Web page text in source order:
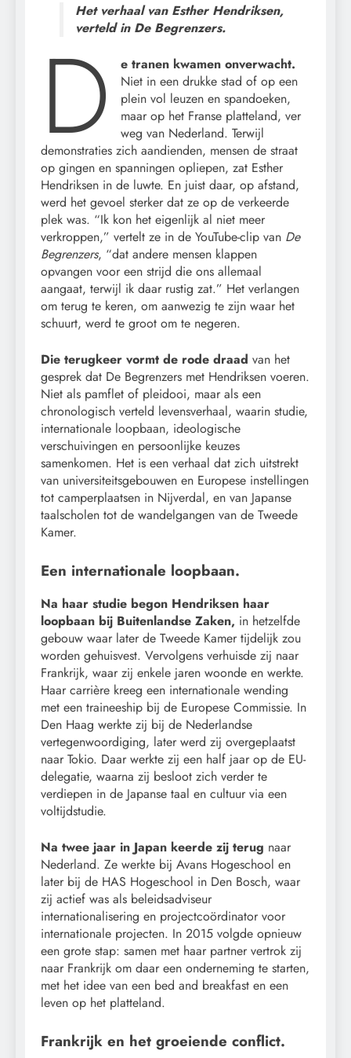
Het verhaal van Esther Hendriksen,
verteld in De Begrenzers.
D
e tranen kwamen onverwacht.
Niet in een drukke stad of op een
plein vol leuzen en spandoeken,
maar op het Franse platteland, ver
weg van Nederland. Terwijl
demonstraties zich aandienden, mensen de straat
op gingen en spanningen opliepen, zat Esther
Hendriksen in de luwte. En juist daar, op afstand,
werd het gevoel sterker dat ze op de verkeerde
plek was. “Ik kon het eigenlijk al niet meer
verkroppen,” vertelt ze in de YouTube-clip van De
Begrenzers, “dat andere mensen klappen
opvangen voor een strijd die ons allemaal
aangaat, terwijl ik daar rustig zat.” Het verlangen
om terug te keren, om aanwezig te zijn waar het
schuurt, werd te groot om te negeren.
Die terugkeer vormt de rode draad van het
gesprek dat De Begrenzers met Hendriksen voeren.
Niet als pamflet of pleidooi, maar als een
chronologisch verteld levensverhaal, waarin studie,
internationale loopbaan, ideologische
verschuivingen en persoonlijke keuzes
samenkomen. Het is een verhaal dat zich uitstrekt
van universiteitsgebouwen en Europese instellingen
tot camperplaatsen in Nijverdal, en van Japanse
taalscholen tot de wandelgangen van de Tweede
Kamer.
Een internationale loopbaan.
Na haar studie begon Hendriksen haar
loopbaan bij Buitenlandse Zaken, in hetzelfde
gebouw waar later de Tweede Kamer tijdelijk zou
worden gehuisvest. Vervolgens verhuisde zij naar
Frankrijk, waar zij enkele jaren woonde en werkte.
Haar carrière kreeg een internationale wending
met een traineeship bij de Europese Commissie. In
Den Haag werkte zij bij de Nederlandse
vertegenwoordiging, later werd zij overgeplaatst
naar Tokio. Daar werkte zij een half jaar op de EU-
delegatie, waarna zij besloot zich verder te
verdiepen in de Japanse taal en cultuur via een
voltijdstudie.
Na twee jaar in Japan keerde zij terug naar
Nederland. Ze werkte bij Avans Hogeschool en
later bij de HAS Hogeschool in Den Bosch, waar
zij actief was als beleidsadviseur
internationalisering en projectcoördinator voor
internationale projecten. In 2015 volgde opnieuw
een grote stap: samen met haar partner vertrok zij
naar Frankrijk om daar een onderneming te starten,
met het idee van een bed and breakfast en een
leven op het platteland.
Frankrijk en het groeiende conflict.